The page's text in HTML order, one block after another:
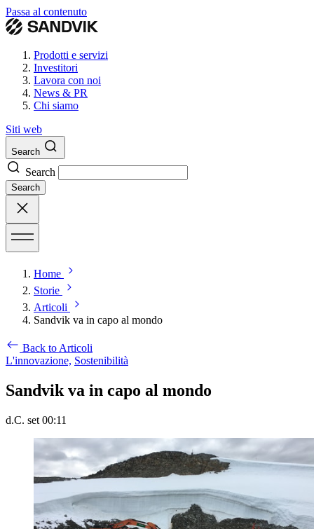
Passa al contenuto
Prodotti e servizi
Investitori
Lavora con noi
News & PR
Chi siamo
Siti web
Search
Search
Search
Home
Storie
Articoli
Sandvik va in capo al mondo
Back to Articoli
L'innovazione, Sostenibilità
Sandvik va in capo al mondo
d.C. set 00:11